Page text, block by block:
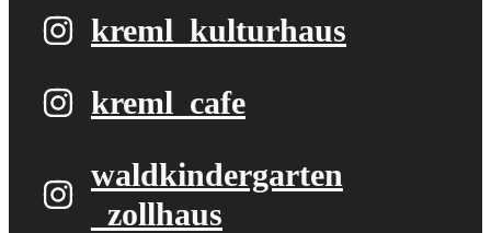
kreml_kulturhaus
kreml_cafe
waldkindergarten​
_zollhaus